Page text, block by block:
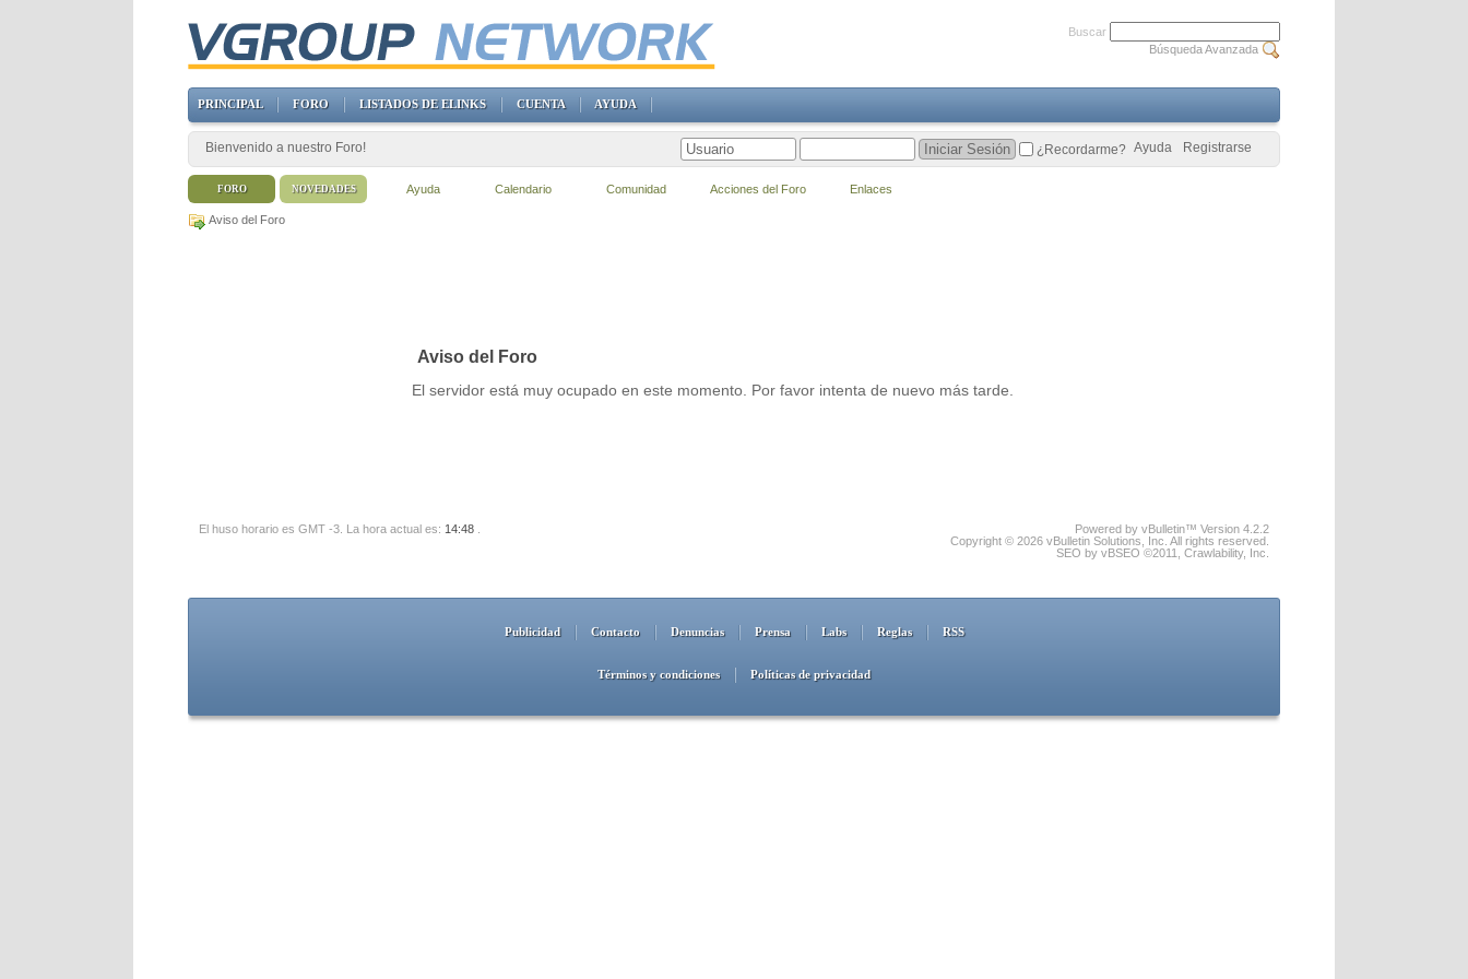
Aviso del Foro
Aviso del Foro
El servidor está muy ocupado en este momento. Por favor intenta de nuevo más tarde.
El huso horario es GMT -3. La hora actual es: 14:48
Powered by vBulletin™ Version 4.2.2
Copyright © 2026 vBulletin Solutions, Inc. All rights reserved.
SEO by vBSEO ©2011, Crawlability, Inc.
Publicidad Contacto Denuncias Prensa Labs Reglas RSS
Términos y condiciones Políticas de privacidad
Buscar
Búsqueda Avanzada
PRINCIPAL FORO LISTADOS DE ELINKS CUENTA AYUDA
Bienvenido a nuestro Foro! Registrarse
Ayuda
¿Recordarme?
FORO Ayuda Calendario Comunidad Acciones del Foro Enlaces
NOVEDADES